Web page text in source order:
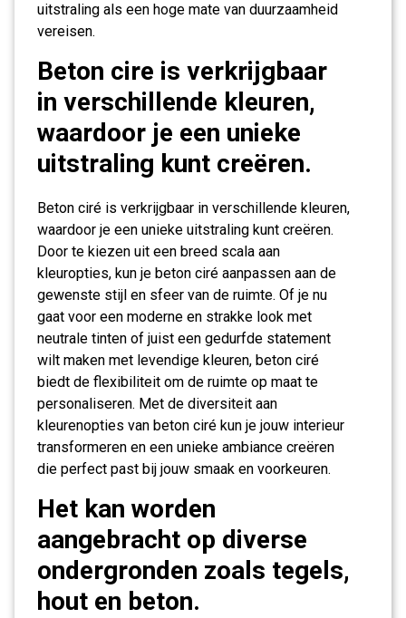
uitstraling als een hoge mate van duurzaamheid
vereisen.
Beton cire is verkrijgbaar
in verschillende kleuren,
waardoor je een unieke
uitstraling kunt creëren.
Beton ciré is verkrijgbaar in verschillende kleuren,
waardoor je een unieke uitstraling kunt creëren.
Door te kiezen uit een breed scala aan
kleuropties, kun je beton ciré aanpassen aan de
gewenste stijl en sfeer van de ruimte. Of je nu
gaat voor een moderne en strakke look met
neutrale tinten of juist een gedurfde statement
wilt maken met levendige kleuren, beton ciré
biedt de flexibiliteit om de ruimte op maat te
personaliseren. Met de diversiteit aan
kleurenopties van beton ciré kun je jouw interieur
transformeren en een unieke ambiance creëren
die perfect past bij jouw smaak en voorkeuren.
Het kan worden
aangebracht op diverse
ondergronden zoals tegels,
hout en beton.